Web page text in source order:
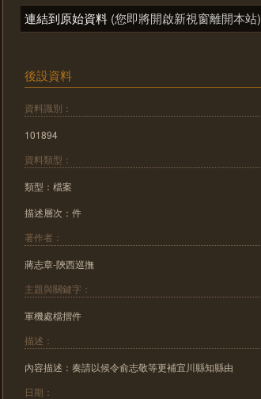
連結到原始資料 (您即將開啟新視窗離開本站)
後設資料
資料識別：
101894
資料類型：
類型：檔案
描述層次：件
著作者：
蔣志章-陝西巡撫
主題與關鍵字：
軍機處檔摺件
描述：
內容描述：奏請以候令俞志敬等更補宜川縣知縣由
日期：